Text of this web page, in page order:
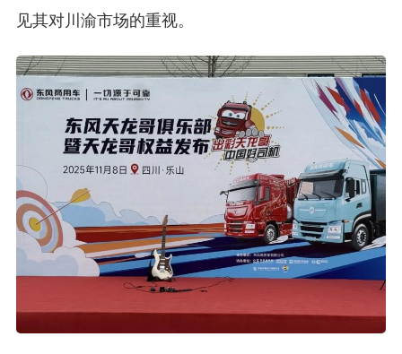
见其对川渝市场的重视。